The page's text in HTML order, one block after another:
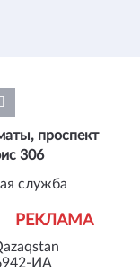
ИА
РЕКЛАМА
проспект
306
служба